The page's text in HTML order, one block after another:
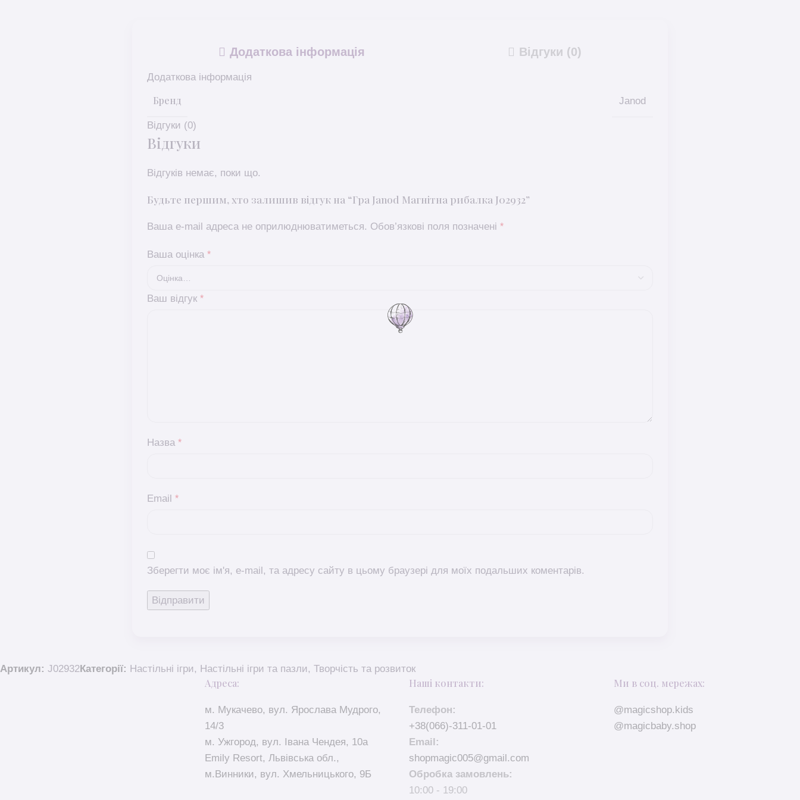
Додаткова інформація Відгуки (0)
Додаткова інформація
Бренд Janod
Відгуки (0)
Відгуки
Відгуків немає, поки що.
Будьте першим, хто залишив відгук на “Гра Janod Магнітна рибалка J02932”
Ваша e-mail адреса не оприлюднюватиметься. Обов’язкові поля позначені *
Ваша оцінка *
Ваш відгук *
Назва *
Email *
Зберегти моє ім'я, e-mail, та адресу сайту в цьому браузері для моїх подальших коментарів.
Артикул: J02932Категорії: Настільні ігри, Настільні ігри та пазли, Творчість та розвиток
Адреса:
м. Мукачево, вул. Ярослава Мудрого,
14/3
м. Ужгород, вул. Івана Чендея, 10а
Emily Resort, Львівська обл.,
м.Винники, вул. Хмельницького, 9Б
Наші контакти:
Телефон:
+38(066)-311-01-01
Email:
shopmagic005@gmail.com
Обробка замовлень:
10:00 - 19:00
Ми в соц. мережах:
@magicshop.kids
@magicbaby.shop